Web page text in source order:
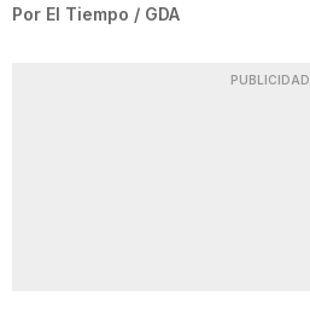
Por El Tiempo / GDA
PUBLICIDAD